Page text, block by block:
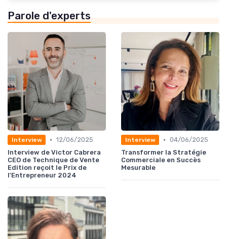
Parole d'experts
Interview • 12/06/2025
Interview de Victor Cabrera
CEO de Technique de Vente
Edition reçoit le Prix de
l'Entrepreneur 2024
Interview • 04/06/2025
Transformer la Stratégie
Commerciale en Succès
Mesurable